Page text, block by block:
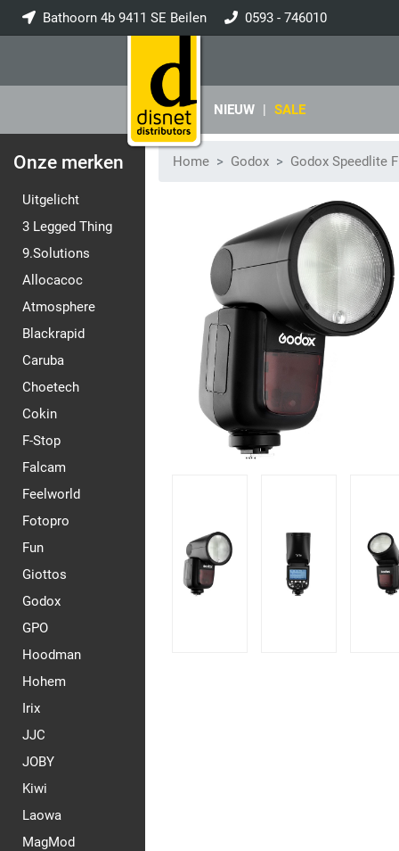
Bathoorn 4b 9411 SE Beilen 0593 - 746010
NIEUW | SALE
Onze merken
Uitgelicht
3 Legged Thing
9.Solutions
Allocacoc
Atmosphere
Blackrapid
Caruba
Choetech
Cokin
F-Stop
Falcam
Feelworld
Fotopro
Fun
Giottos
Godox
GPO
Hoodman
Hohem
Irix
JJC
JOBY
Kiwi
Laowa
MagMod
Home Godox Godox Speedlite